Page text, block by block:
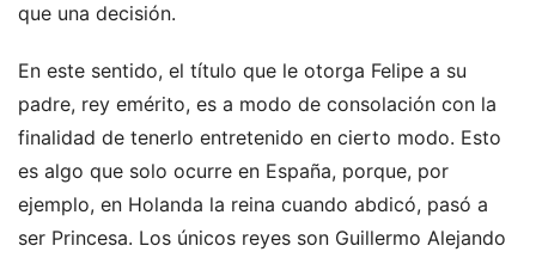
que una decisión.
En este sentido, el título que le otorga Felipe a su
padre, rey emérito, es a modo de consolación con la
finalidad de tenerlo entretenido en cierto modo. Esto
es algo que solo ocurre en España, porque, por
ejemplo, en Holanda la reina cuando abdicó, pasó a
ser Princesa. Los únicos reyes son Guillermo Alejando